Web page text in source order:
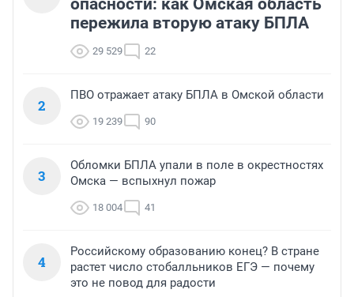
пережила вторую атаку БПЛА
29 529 22
2
ПВО отражает атаку БПЛА в Омской области
19 239 90
3
Обломки БПЛА упали в поле в окрестностях
Омска — вспыхнул пожар
18 004 41
4
Российскому образованию конец? В стране
растет число стобалльников ЕГЭ — почему
это не повод для радости